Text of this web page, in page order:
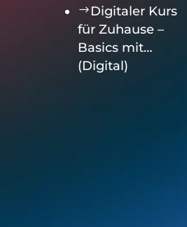
$ Digitaler Kurs
für Zuhause –
Basics mit…
(Digital)